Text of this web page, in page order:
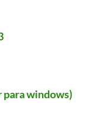
windows)